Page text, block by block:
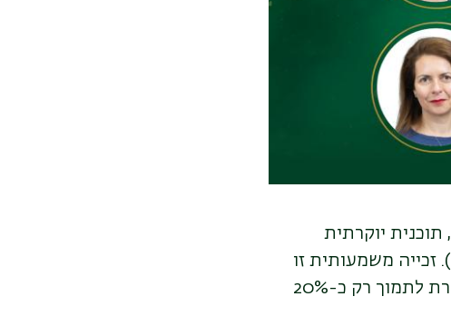
, תוכנית יוקרתית
). זכייה משמעותית זו
היא סימן דרך משמעותי בשותפות המדעית עם הקרן הגרמנית הבוחרת לתמוך רק כ-20%